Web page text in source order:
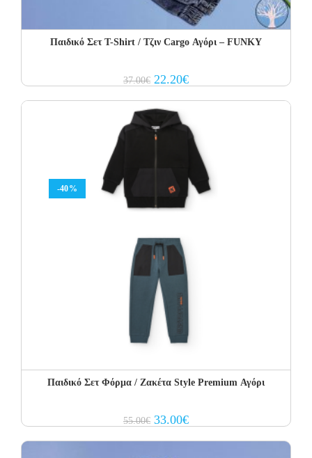
Παιδικό Σετ Τ-Shirt / Τζιν Cargo Αγόρι – FUNKY
37.00€ Original
price
37.00€.
22.20€Current
price
-40%
Παιδικό Σετ Φόρμα / Ζακέτα Style Premium Αγόρι
55.00€ Original
price
33.00€Current
price